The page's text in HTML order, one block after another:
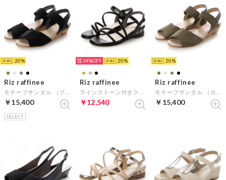
20
Riz raffinee
￥15,400
SELECT
34% 20
Riz raffinee
￥12,540
20
Riz raffinee
￥15,400